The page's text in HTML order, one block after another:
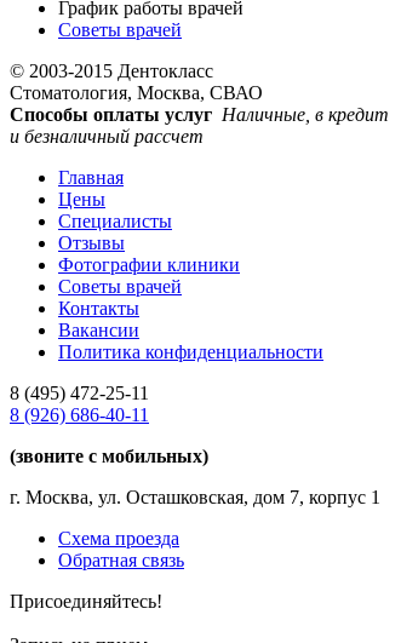
График работы врачей
Советы врачей
© 2003-2015 Дентокласс
Стоматология, Москва, СВАО
Способы оплаты услуг Наличные, в кредит
и безналичный рассчет
Главная
Цены
Специалисты
Отзывы
Фотографии клиники
Советы врачей
Контакты
Вакансии
Политика конфиденциальности
8 (495) 472-25-11
8 (926) 686-40-11
(звоните с мобильных)
г. Москва, ул. Осташковская, дом 7, корпус 1
Схема проезда
Обратная связь
Присоединяйтесь!